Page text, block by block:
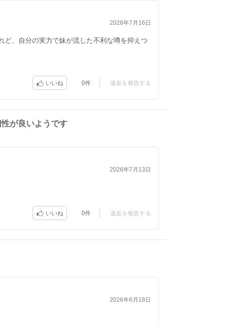
2026年7月16日
ど、自分の実力で妹が流した不利な噂を抑えつ
いいね 0件 違反を報告する
が良いようです
2026年7月13日
いいね 0件 違反を報告する
2026年6月18日